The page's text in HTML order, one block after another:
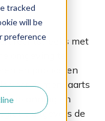
tracked
will be
preference
rechtstreeks met
omgeving te
en publiceren
voor achterwaarts
en
uitgevers de